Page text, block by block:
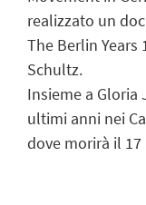
realizzato un
The Berlin Years
Schultz.
Insieme a Gloria
ultimi anni nei
dove morirà il